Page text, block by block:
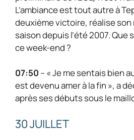
L’ambiance est tout autre à
deuxième victoire, réalise
saison depuis l’été 2007. Que
ce week-end ?
07:50 – « Je me sentais bien
est devenu amer à la fin », a
après ses débuts sous le
30 JUILLET